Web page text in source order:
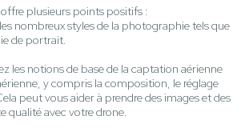
plusieurs points positifs :
nombreux styles de la photographie tels que
de portrait.
les notions de base de la captation aérienne
y compris la composition, le réglage
peut vous aider à prendre des images et des
qualité avec votre drone.